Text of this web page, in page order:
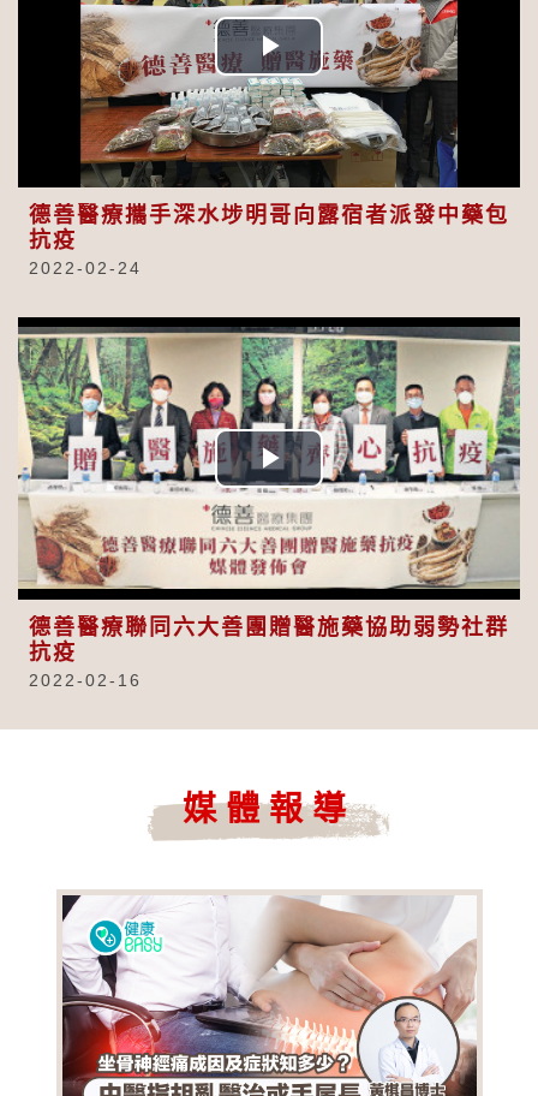
Play
Video
德善醫療攜手深水埗明哥向露宿者派發中藥包
抗疫
2022-02-24
Play
Video
德善醫療聯同六大善團贈醫施藥協助弱勢社群
抗疫
2022-02-16
媒體報導